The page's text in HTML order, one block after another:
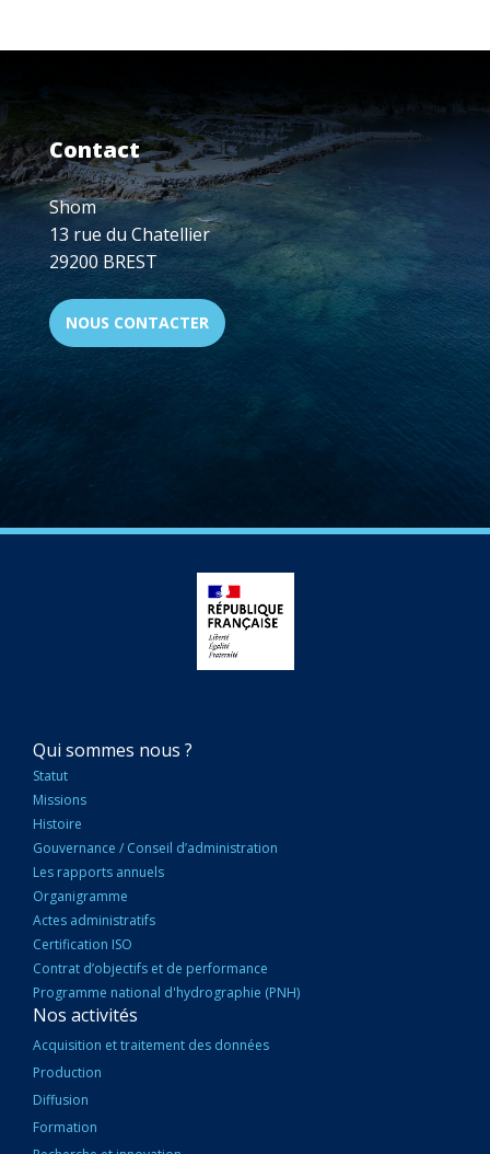
Contact
Shom
13 rue du Chatellier
29200 BREST
NOUS CONTACTER
NAVIGATION
PRINCIPALE
Qui sommes nous ?
Statut
Missions
Histoire
Gouvernance / Conseil d’administration
Les rapports annuels
Organigramme
Actes administratifs
Certification ISO
Contrat d’objectifs et de performance
Programme national d'hydrographie (PNH)
Nos activités
Acquisition et traitement des données
Production
Diffusion
Formation